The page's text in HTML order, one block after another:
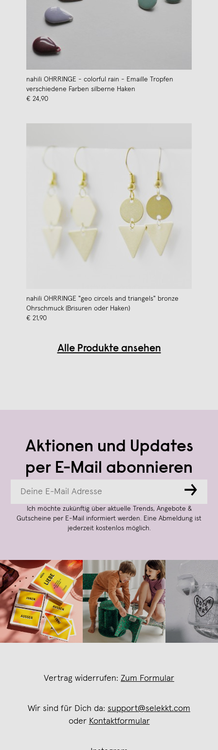
nahili OHRRINGE - colorful rain - Emaille Tropfen
verschiedene Farben silberne Haken
€ 24,90
nahili OHRRINGE "geo circels and triangels" bronze
Ohrschmuck (Brisuren oder Haken)
€ 21,90
Alle Produkte ansehen
Aktionen und Updates
per E-Mail abonnieren
→
Ich möchte zukünftig über aktuelle Trends, Angebote &
Gutscheine per E-Mail informiert werden. Eine Abmeldung ist
jederzeit kostenlos möglich.
Vertrag widerrufen: Zum Formular
Wir sind für Dich da: support@selekkt.com
oder Kontaktformular